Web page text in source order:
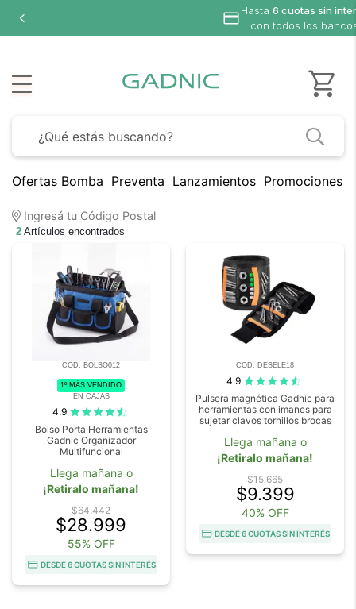
Hasta 6 cuotas sin
con todos los
Ofertas Bomba Preventa Lanzamientos Promociones
Ingresá tu Código Postal
2 Artículos encontrados
COD. BOLSO012
1º MÁS VENDIDO
EN CAJAS
4.9
Bolso Porta Herramientas
Gadnic Organizador
Multifuncional
Llega mañana o
¡Retiralo mañana!
$64.442
$28.999
55% OFF
DESDE 6 CUOTAS SIN INTERÉS
COD. DESELE18
4.9
Pulsera magnética Gadnic para
herramientas con imanes para
sujetar clavos tornillos brocas
Llega mañana o
¡Retiralo mañana!
$15.665
$9.399
40% OFF
DESDE 6 CUOTAS SIN INTERÉS